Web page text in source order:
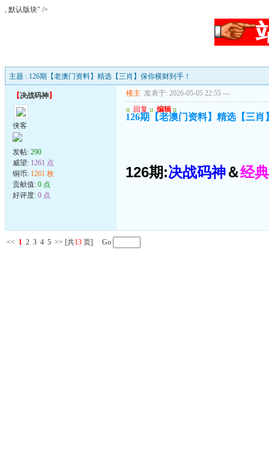
, 默认版块" />
主题 : 126期【老澳门资料】精选【三肖】保你横财到手！
【决战码神】
侠客
发帖: 290
威望: 1261 点
铜币: 1261 枚
贡献值: 0 点
好评度: 0 点
楼主 发表于: 2026-05-05 22:55 ---
u 回复 u 编辑 u
126期【老澳门资料】精选【三肖
126期:决战码神＆经
<< 1 2 3 4 5 >> [共13 页] Go